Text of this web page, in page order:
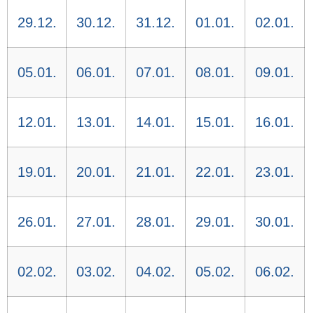
29.12. 30.12. 31.12. 01.01. 02.01.
05.01. 06.01. 07.01. 08.01. 09.01.
12.01. 13.01. 14.01. 15.01. 16.01.
19.01. 20.01. 21.01. 22.01. 23.01.
26.01. 27.01. 28.01. 29.01. 30.01.
02.02. 03.02. 04.02. 05.02. 06.02.